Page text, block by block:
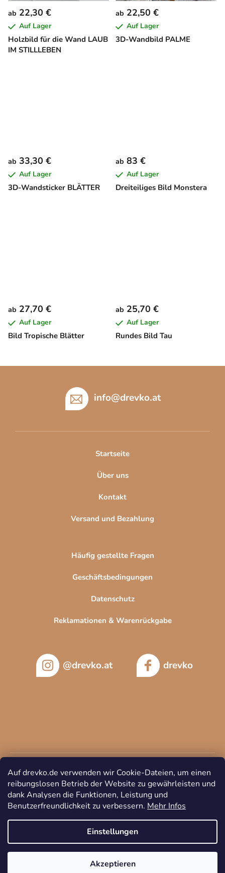
Auf drevko.de verwenden wir Cookie-Dateien, um einen
reibungslosen Betrieb der Website zu gewährleisten und
dank Analysen die Funktionen, Leistung und
Benutzerfreundlichkeit zu verbessern. Mehr Infos
Einstellungen
Akzeptieren
Holzbild für die Wand LAUB
IM STILLLEBEN
ab 22,30 €
Auf Lager
3D-Wandbild PALME
ab 22,50 €
Auf Lager
3D-Wandsticker BLÄTTER
ab 33,30 €
Auf Lager
Dreiteiliges Bild Monstera
ab 83 €
Auf Lager
Bild Tropische Blätter
ab 27,70 €
Auf Lager
Rundes Bild Tau
ab 25,70 €
Auf Lager
info@drevko.at
Startseite
Über uns
Kontakt
Versand und Bezahlung
Häufig gestellte Fragen
Geschäftsbedingungen
Datenschutz
Reklamationen & Warenrückgabe
@drevko.at drevko
Erstellt von Shoptet
Copyright 2026DREVKO. Alle Rechte vorbehalten.